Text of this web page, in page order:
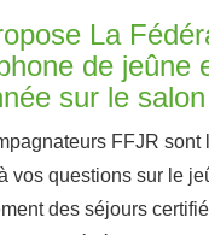
La
de jeûne
sur le
FFJR sont
vos questions sur le
des séjours